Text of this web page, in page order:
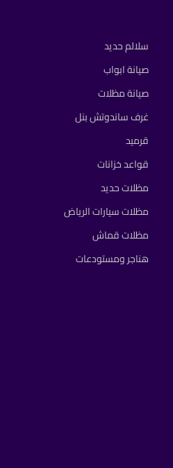
سلالم حديد
صيانة ابواب
صيانة مظلات
غرف ساندوتش بنل
قرميد
قواعد خزانات
مظلات حديد
مظلات سيارات الرياض
مظلات قماش
هناجر ومستودعات